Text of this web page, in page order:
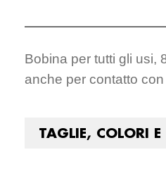
Bobina per tutti gli usi,
anche per contatto
TAGLIE, COLORI